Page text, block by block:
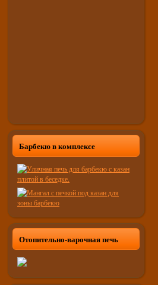
Барбекю в комплексе
Отопительно-варочная печь